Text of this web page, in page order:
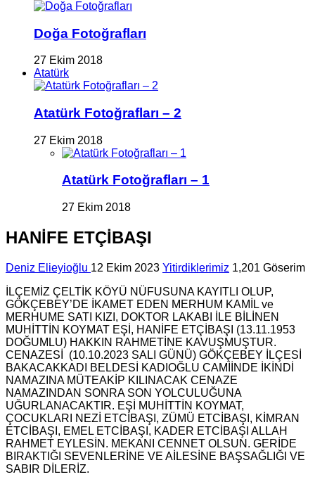
Doğa Fotoğrafları
27 Ekim 2018
Atatürk
Atatürk Fotoğrafları – 2
27 Ekim 2018
Atatürk Fotoğrafları – 1
27 Ekim 2018
HANİFE ETÇİBAŞI
Deniz Elieyioğlu 12 Ekim 2023 Yitirdiklerimiz 1,201 Göserim
İLÇEMİZ ÇELTİK KÖYÜ NÜFUSUNA KAYITLI OLUP,
GÖKÇEBEY’DE İKAMET EDEN MERHUM KAMİL ve
MERHUME SATI KIZI, DOKTOR LAKABI İLE BİLİNEN
MUHİTTİN KOYMAT EŞİ, HANİFE ETÇİBAŞI (13.11.1953
DOĞUMLU) HAKKIN RAHMETİNE KAVUŞMUŞTUR.
CENAZESİ (10.10.2023 SALI GÜNÜ) GÖKÇEBEY İLÇESİ
BAKACAKKADI BELDESİ KADIOĞLU CAMİİNDE İKİNDİ
NAMAZINA MÜTEAKİP KILINACAK CENAZE
NAMAZINDAN SONRA SON YOLCULUĞUNA
UĞURLANACAKTIR. EŞİ MUHİTTİN KOYMAT,
ÇOCUKLARI NEZİ ETCİBAŞI, ZÜMÜ ETCİBAŞI, KİMRAN
ETCİBAŞI, EMEL ETCİBAŞI, KADER ETCİBAŞI ALLAH
RAHMET EYLESİN. MEKANI CENNET OLSUN. GERİDE
BIRAKTIĞI SEVENLERİNE VE AİLESİNE BAŞSAĞLIĞI VE
SABIR DİLERİZ.